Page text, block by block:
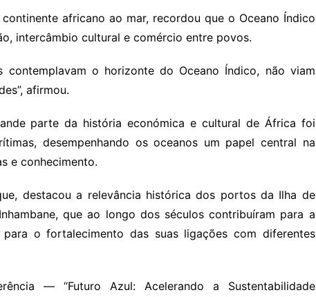
africano ao mar, recordou que o Oceano Índico
intercâmbio cultural e comércio entre povos.
contemplavam o horizonte do Oceano Índico, não viam
afirmou.
parte da história económica e cultural de África foi
desempenhando os oceanos um papel central na
e conhecimento.
destacou a relevância histórica dos portos da Ilha de
que ao longo dos séculos contribuíram para a
o fortalecimento das suas ligações com diferentes
— “Futuro Azul: Acelerando a Sustentabilidade